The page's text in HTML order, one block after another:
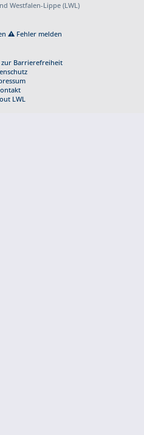
Westfalen-Lippe (LWL)
Fehler melden
Barrierefreiheit
LWL